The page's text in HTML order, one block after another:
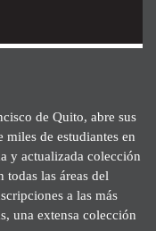
de Quito, abre sus
de estudiantes en
y actualizada colección
las áreas del
a las más
una extensa colección